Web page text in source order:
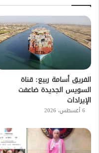
الفريق أسامة ربيع: قناة
السويس الجديدة ضاعفت
الإيرادات
6 أغسطس، 2026